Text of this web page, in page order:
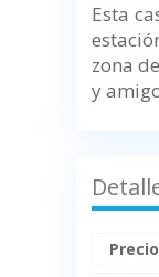
Esta
zona
y
Precio